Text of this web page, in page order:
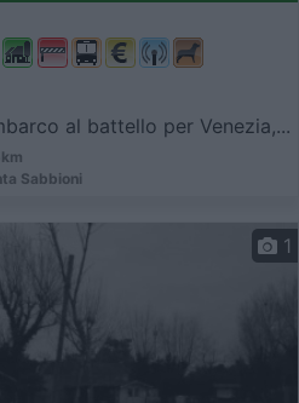
al battello per Venezia,...
Sabbioni
1